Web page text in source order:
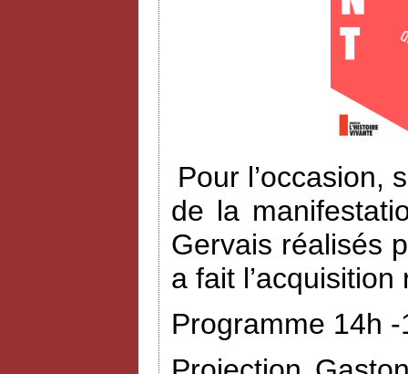
Pour l’occasion,
de la
Gervais réalisés
a fait
Programme 14h